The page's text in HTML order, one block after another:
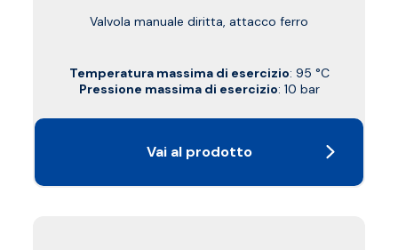
Valvola manuale diritta, attacco ferro
Temperatura massima di esercizio: 95 °C
Pressione massima di esercizio: 10 bar
Vai al prodotto